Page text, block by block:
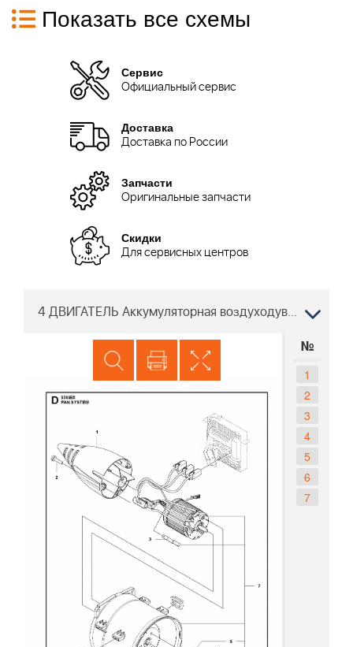
Показать все схемы
Сервис
Официальный сервис
Доставка
Доставка по России
Запчасти
Оригинальные запчасти
Скидки
Для сервисных центров
4 ДВИГАТЕЛЬ Аккумуляторная воздуходувка Husqvarna 530iBX
№
1
2
3
4
5
6
7